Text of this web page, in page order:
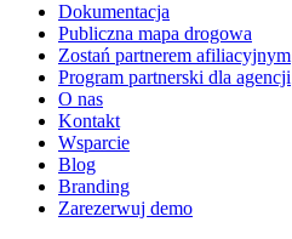
Dokumentacja
Publiczna mapa drogowa
Zostań partnerem afiliacyjnym
Program partnerski dla agencji
O nas
Kontakt
Wsparcie
Blog
Branding
Zarezerwuj demo